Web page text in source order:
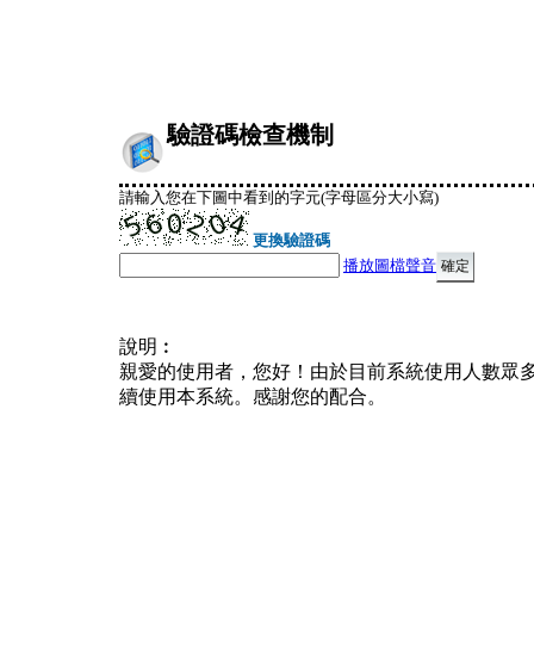
驗證碼檢查機制
請輸入您在下圖中看到的字元(字母區分大小寫)
更換驗證碼
播放圖檔聲音
說明︰
親愛的使用者，您好！由於目前系統使用人數眾
續使用本系統。感謝您的配合。